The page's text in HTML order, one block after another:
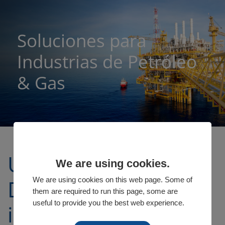
We are using cookies.
We are using cookies on this web page. Some of
them are required to run this page, some are
useful to provide you the best web experience.
Soluciones para
Industrias de Petróleo
& Gas
Up-, Mid and
Downstream
industria